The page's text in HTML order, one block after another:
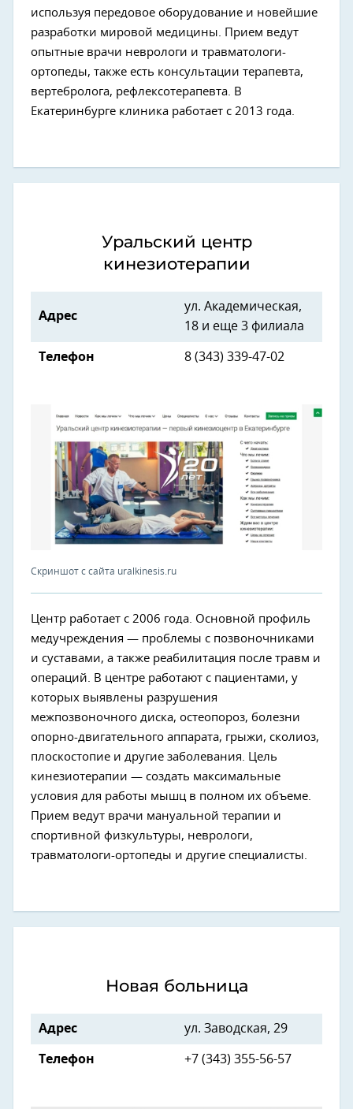
используя передовое оборудование и новейшие
разработки мировой медицины. Прием ведут
опытные врачи неврологи и травматологи-
ортопеды, также есть консультации терапевта,
вертебролога, рефлексотерапевта. В
Екатеринбурге клиника работает с 2013 года.
Уральский центр
кинезиотерапии
Адрес
ул. Академическая,
18 и еще 3 филиала
Телефон 8 (343) 339-47-02
Скриншот с сайта uralkinesis.ru
Центр работает с 2006 года. Основной профиль
медучреждения — проблемы с позвоночниками
и суставами, а также реабилитация после травм и
операций. В центре работают с пациентами, у
которых выявлены разрушения
межпозвоночного диска, остеопороз, болезни
опорно-двигательного аппарата, грыжи, сколиоз,
плоскостопие и другие заболевания. Цель
кинезиотерапии — создать максимальные
условия для работы мышц в полном их объеме.
Прием ведут врачи мануальной терапии и
спортивной физкультуры, неврологи,
травматологи-ортопеды и другие специалисты.
Новая больница
Адрес ул. Заводская, 29
Телефон +7 (343) 355-56-57